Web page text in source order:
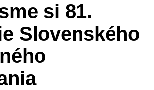
si 81.
Slovenského